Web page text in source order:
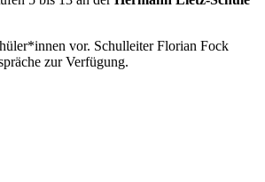
vor. Schulleiter Florian Fock
zur Verfügung.